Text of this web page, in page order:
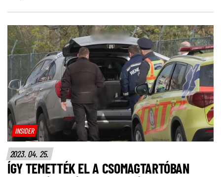
INSIDER
2023. 04. 25.
ÍGY TEMETTÉK EL A CSOMAGTARTÓBAN